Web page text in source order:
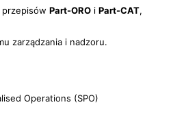
Part-ORO i Part-CAT,
zarządzania i nadzoru.
Operations (SPO)